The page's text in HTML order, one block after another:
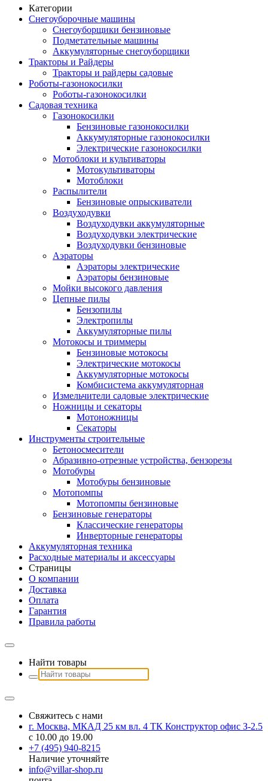
Категории
Снегоуборочные машины
Снегоуборщики бензиновые
Подметательные машины
Аккумуляторные снегоуборщики
Тракторы и Райдеры
Тракторы и райдеры садовые
Роботы-газонокосилки
Роботы-газонокосилки
Садовая техника
Газонокосилки
Бензиновые газонокосилки
Аккумуляторные газонокосилки
Электрические газонокосилки
Мотоблоки и культиваторы
Мотокультиваторы
Мотоблоки
Распылители
Бензиновые опрыскиватели
Воздуходувки
Воздуходувки аккумуляторные
Воздуходувки электрические
Воздуходувки бензиновые
Аэраторы
Аэраторы электрические
Аэраторы бензиновые
Мойки высокого давления
Цепные пилы
Бензопилы
Электропилы
Аккумуляторные пилы
Мотокосы и триммеры
Бензиновые мотокосы
Электрические мотокосы
Аккумуляторные мотокосы
Комбисистема аккумуляторная
Измельчители садовые электрические
Ножницы и секаторы
Мотоножницы
Секаторы
Инструменты строительные
Бетоносмесители
Абразивно-отрезные устройства, бензорезы
Мотобуры
Мотобуры бензиновые
Мотопомпы
Мотопомпы бензиновые
Бензиновые генераторы
Классические генераторы
Инверторные генераторы
Аккумуляторная техника
Расходные материалы и аксессуары
Страницы
О компании
Доставка
Оплата
Гарантия
Правила работы
Найти товары
Свяжитесь с нами
г. Москва, МКАД 25 км вл. 4 ТК Конструктор офис З-2.5
с 10.00 до 19.00
+7 (495) 940-8215
Наличие уточняйте
info@villar-shop.ru